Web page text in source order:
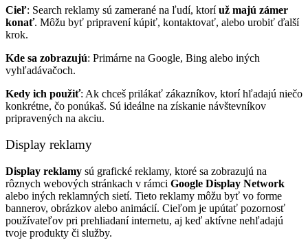
Cieľ: Search reklamy sú zamerané na ľudí, ktoríuž majú zámer
konať. Môžu byť pripravení kúpiť, kontaktovať, alebo urobiť ďalší
krok.
Kde sa zobrazujú: Primárne na Google, Bing alebo iných
vyhľadávačoch.
Kedy ich použiť: Ak chceš prilákať zákazníkov, ktorí hľadajú niečo
konkrétne, čo ponúkaš. Sú ideálne na získanie návštevníkov
pripravených na akciu.
Display reklamy
Display reklamy sú grafické reklamy, ktoré sa zobrazujú na
rôznych webových stránkach v rámci Google Display Network
alebo iných reklamných sietí. Tieto reklamy môžu byť vo forme
bannerov, obrázkov alebo animácií. Cieľom je upútať pozornosť
používateľov pri prehliadaní internetu, aj keď aktívne nehľadajú
tvoje produkty či služby.